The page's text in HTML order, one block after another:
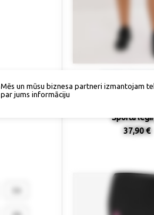
Sporta
37,90 €
Mēs un mūsu biznesa partneri izmantojam
par jums informāciju